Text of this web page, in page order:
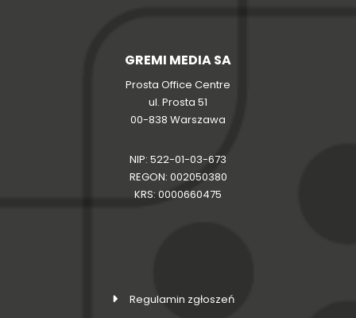
GREMI MEDIA SA
Prosta Office Centre
ul. Prosta 51
00-838 Warszawa
NIP: 522-01-03-673
REGON: 002050380
KRS: 0000660475
Regulamin zgłoszeń